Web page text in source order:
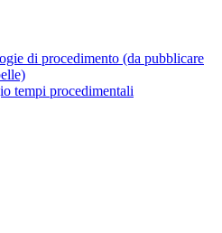
di procedimento (da pubblicare
tempi procedimentali